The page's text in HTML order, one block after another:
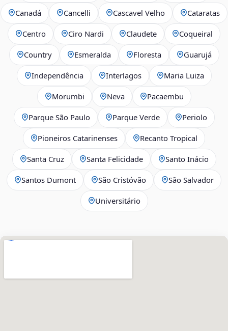
Canadá Cancelli Cascavel Velho Cataratas
Centro Ciro Nardi Claudete Coqueiral
Country Esmeralda Floresta Guarujá
Independência Interlagos Maria Luiza
Morumbi Neva Pacaembu
Parque São Paulo Parque Verde Periolo
Pioneiros Catarinenses Recanto Tropical
Santa Cruz Santa Felicidade Santo Inácio
Santos Dumont São Cristóvão São Salvador
Universitário